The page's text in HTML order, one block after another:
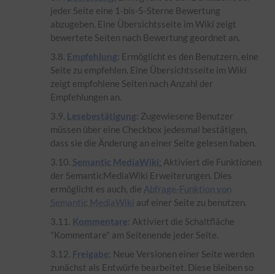
jeder Seite eine 1-bis-5-Sterne Bewertung
abzugeben. Eine Übersichtsseite im Wiki zeigt
bewertete Seiten nach Bewertung geordnet an.
Empfehlung: Ermöglicht es den Benutzern, eine
Seite zu empfehlen. Eine Übersichtsseite im Wiki
zeigt empfohlene Seiten nach Anzahl der
Empfehlungen an.
Lesebestätigung: Zugewiesene Benutzer
müssen über eine Checkbox jedesmal bestätigen,
dass sie die Änderung an einer Seite gelesen haben.
Semantic MediaWiki: Aktiviert die Funktionen
der SemanticMediaWiki Erweiterungen. Dies
ermöglicht es auch, die Abfrage-Funktion von
Semantic MediaWiki auf einer Seite zu benutzen.
Kommentare: Aktiviert die Schaltfläche
"Kommentare" am Seitenende jeder Seite.
Freigabe: Neue Versionen einer Seite werden
zunächst als Entwürfe bearbeitet. Diese bleiben so